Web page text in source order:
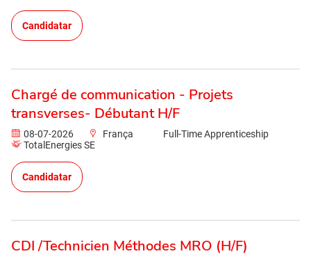
Candidatar
Chargé de communication - Projets
transverses- Débutant H/F
08-07-2026 França
Full-Time Apprenticeship
TotalEnergies SE
Candidatar
CDI /Technicien Méthodes MRO (H/F)